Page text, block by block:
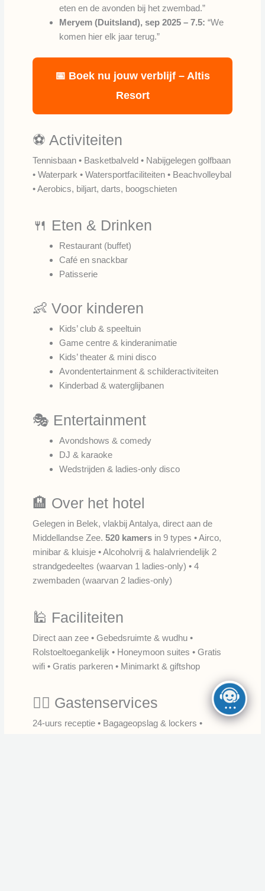
eten en de avonden bij het zwembad.”
Meryem (Duitsland), sep 2025 – 7.5: “We
komen hier elk jaar terug.”
📅 Boek nu jouw verblijf – Altis
Resort
⚽ Activiteiten
Tennisbaan • Basketbalveld • Nabijgelegen golfbaan
• Waterpark • Watersportfaciliteiten • Beachvolleybal
• Aerobics, biljart, darts, boogschieten
🍴 Eten & Drinken
Restaurant (buffet)
Café en snackbar
Patisserie
👶 Voor kinderen
Kids’ club & speeltuin
Game centre & kinderanimatie
Kids’ theater & mini disco
Avondentertainment & schilderactiviteiten
Kinderbad & waterglijbanen
🎭 Entertainment
Avondshows & comedy
DJ & karaoke
Wedstrijden & ladies-only disco
🏨 Over het hotel
Gelegen in Belek, vlakbij Antalya, direct aan de
Middellandse Zee. 520 kamersin 9 types • Airco,
minibar & kluisje • Alcoholvrij & halalvriendelijk 2
strandgedeeltes (waarvan 1 ladies-only) • 4
zwembaden (waarvan 2 ladies-only)
🕌 Faciliteiten
Direct aan zee • Gebedsruimte & wudhu •
Rolstoeltoegankelijk • Honeymoon suites • Gratis
wifi • Gratis parkeren • Minimarkt & giftshop
🙋‍♂️ Gastenservices
24-uurs receptie • Bagageopslag & lockers •